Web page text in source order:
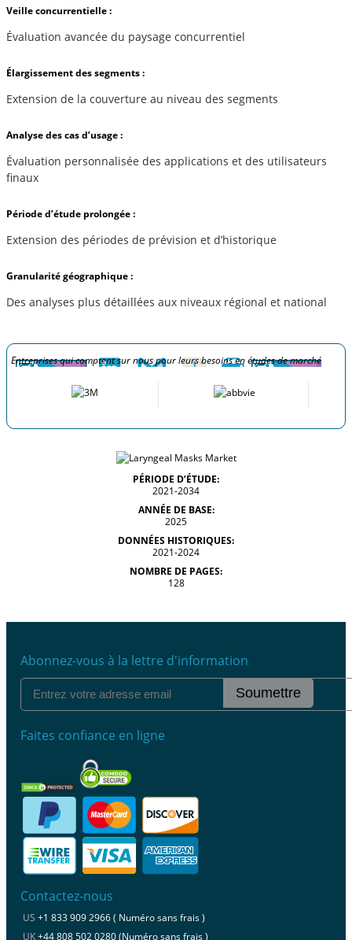
Veille concurrentielle :
Évaluation avancée du paysage concurrentiel
Élargissement des segments :
Extension de la couverture au niveau des segments
Analyse des cas d’usage :
Évaluation personnalisée des applications et des utilisateurs
finaux
Période d’étude prolongée :
Extension des périodes de prévision et d’historique
Granularité géographique :
Des analyses plus détaillées aux niveaux régional et national
Entreprises qui comptent sur nous pour leurs besoins en études de marché
PÉRIODE D’ÉTUDE:
2021-2034
ANNÉE DE BASE:
2025
DONNÉES HISTORIQUES:
2021-2024
NOMBRE DE PAGES:
128
Abonnez-vous à la lettre d'information
Soumettre
Faites confiance en ligne
Contactez-nous
US +1 833 909 2966 ( Numéro sans frais )
UK+44 808 502 0280 (Numéro sans frais )